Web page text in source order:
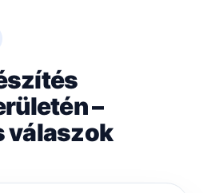
–
válaszok